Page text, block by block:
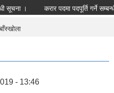
सूचना । करार पदमा पदपूर्ति गर्ने
- 13:46